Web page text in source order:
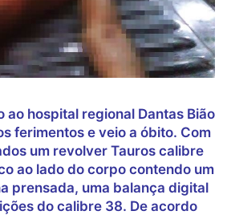
ao hospital regional Dantas Bião
ferimentos e veio a óbito. Com
um revolver Tauros calibre
ao lado do corpo contendo um
prensada, uma balança digital
do calibre 38. De acordo